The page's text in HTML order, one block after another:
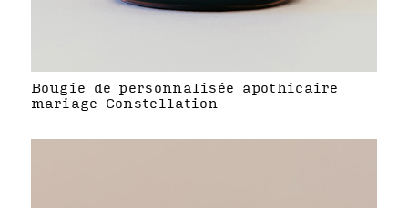
Bougie de personnalisée apothicaire
mariage Constellation